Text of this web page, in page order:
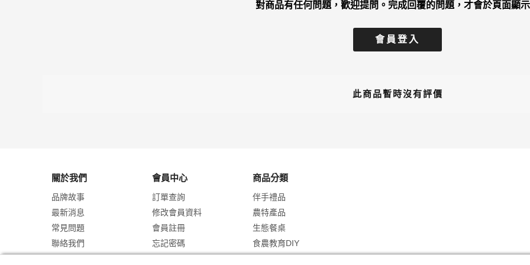
對商品有任何問題，歡迎提問。完成回覆的問題，才會於頁面顯
會員登入
此商品暫時沒有評價
關於我們
品牌故事
最新消息
常見問題
聯絡我們
會員中心
訂單查詢
修改會員資料
會員註冊
忘記密碼
商品分類
伴手禮品
農特產品
生態餐桌
食農教育DIY